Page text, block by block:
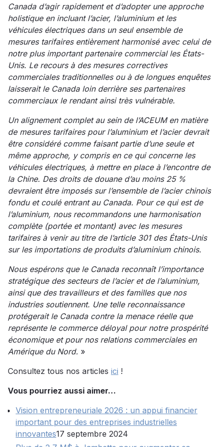
Canada d’agir rapidement et d’adopter une approche
holistique en incluant l’acier, l’aluminium et les
véhicules électriques dans un seul ensemble de
mesures tarifaires entièrement harmonisé avec celui de
notre plus important partenaire commercial les États-
Unis. Le recours à des mesures correctives
commerciales traditionnelles ou à de longues enquêtes
laisserait le Canada loin derrière ses partenaires
commerciaux le rendant ainsi très vulnérable.
Un alignement complet au sein de l’ACEUM en matière
de mesures tarifaires pour l’aluminium et l’acier devrait
être considéré comme faisant partie d’une seule et
même approche, y compris en ce qui concerne les
véhicules électriques, à mettre en place à l’encontre de
la Chine. Des droits de douane d’au moins 25 %
devraient être imposés sur l’ensemble de l’acier chinois
fondu et coulé entrant au Canada. Pour ce qui est de
l’aluminium, nous recommandons une harmonisation
complète (portée et montant) avec les mesures
tarifaires à venir au titre de l’article 301 des États-Unis
sur les importations de produits d’aluminium chinois.
Nous espérons que le Canada reconnaît l’importance
stratégique des secteurs de l’acier et de l’aluminium,
ainsi que des travailleurs et des familles que nos
industries soutiennent. Une telle reconnaissance
protégerait le Canada contre la menace réelle que
représente le commerce déloyal pour notre prospérité
économique et pour nos relations commerciales en
Amérique du Nord. »
Consultez tous nos articles ici !
Vous pourriez aussi aimer…
Vision entrepreneuriale 2026 : un appui financier
important pour des entreprises industrielles
innovantes17 septembre 2024